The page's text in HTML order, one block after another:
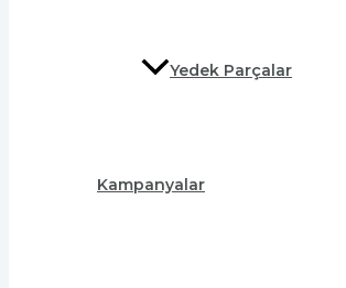
Yedek Parçalar
Kampanyalar